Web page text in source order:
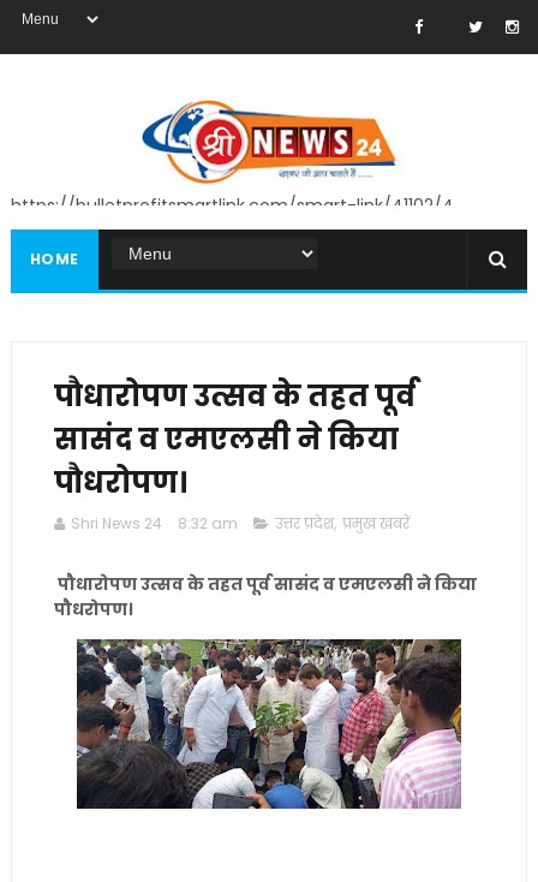
https://bulletprofitsmartlink.com/smart-link/41102/4
HOME
पौधारोपण उत्सव के तहत पूर्व
सासंद व एमएलसी ने किया
पौधरोपण।
Shri News 24 8:32 am उत्तर प्रदेश, प्रमुख खबरें
पौधारोपण उत्सव के तहत पूर्व सासंद व एमएलसी ने किया
पौधरोपण।